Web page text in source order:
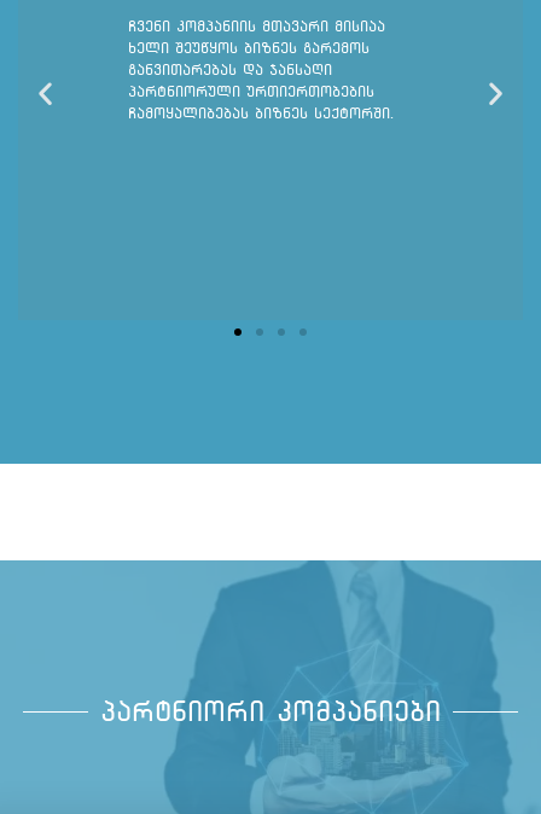
პარტნიორი კომპანიები